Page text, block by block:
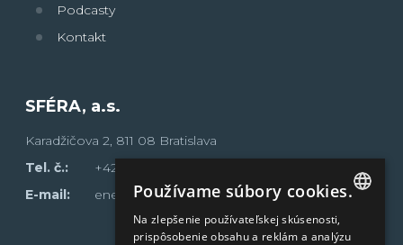
Podcasty
Kontakt
SFÉRA, a.s.
Karadžičova 2, 811 08 Bratislava
Tel. č.:
+421 2 502 13 142
E-mail:
energoklub@sfera.sk
SLOVAK
Používame súbory cookies.
Na zlepšenie používateľskej skúsenosti,
prispôsobenie obsahu a reklám a analýzu